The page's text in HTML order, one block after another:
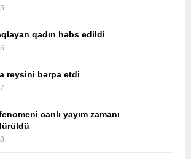
qadın həbs edildi
reysini bərpa etdi
canlı yayım zamanı